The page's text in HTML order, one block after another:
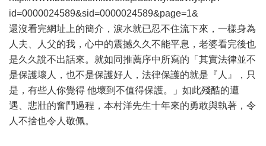
id=0000024589&sid=0000024589&page=1&
還沒看完網址上的簡介，淚水就已忍不住流下來，一樣身為
人夫、人父的我，心中的震撼久久不能平息，老婆看完後也
是久久說不出話來。就如同推薦序中所寫的「其實法律並不
是保護壞人，也不是保護好人，法律保護的就是『人』，只
是，有些人你覺得 他壞到不值得保護。」如此殘酷的遭
遇、悲壯的奮鬥過程，本村洋先生十年來的勇敢與執著，令
人不捨也令人敬佩。